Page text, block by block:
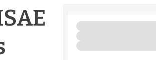
Centros de
Datos